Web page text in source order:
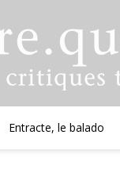
Entracte, le balado